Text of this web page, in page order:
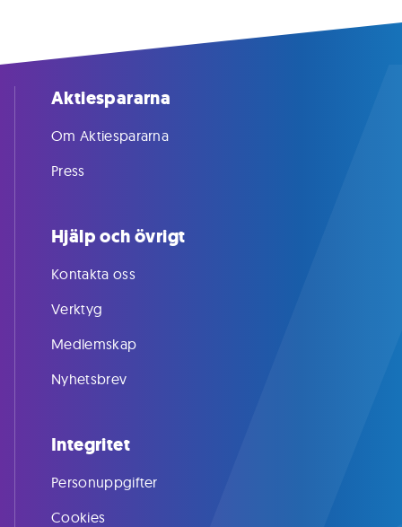
Aktiespararna
Om Aktiespararna
Press
Hjälp och övrigt
Kontakta oss
Verktyg
Medlemskap
Nyhetsbrev
Integritet
Personuppgifter
Cookies